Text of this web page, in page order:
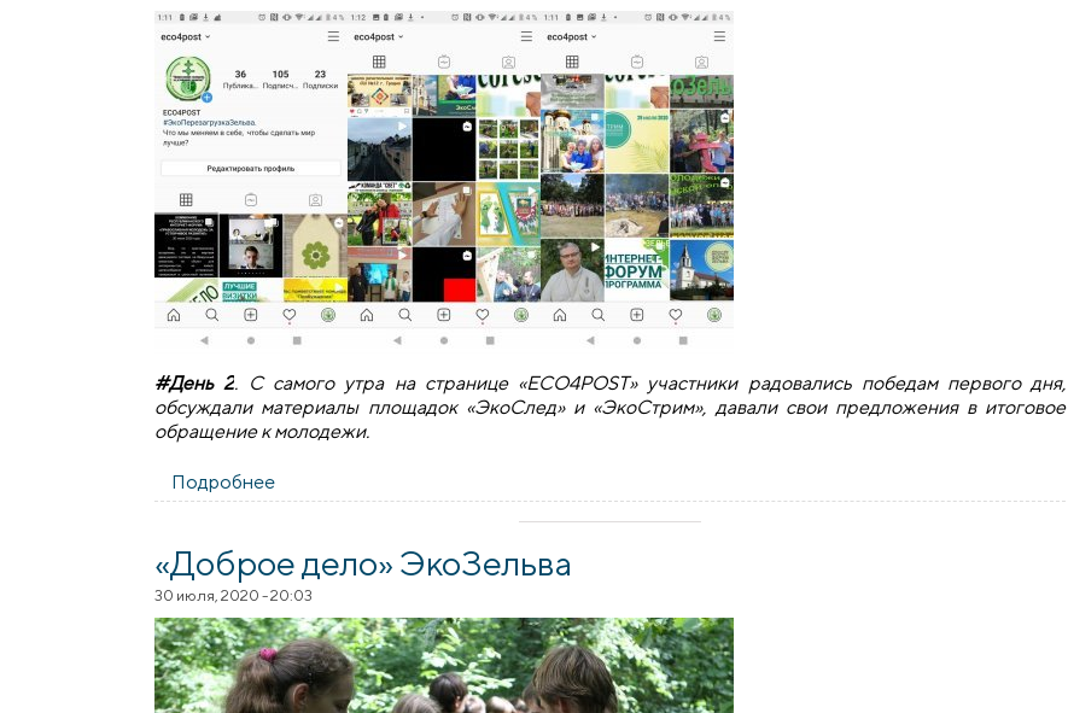
#День 2. С самого утра на странице «ЕСO4РOST» участники радовались победам первого дня,
обсуждали материалы площадок «ЭкоСлед» и «ЭкоСтрим», давали свои предложения в итоговое
обращение к молодежи.
Подробнее
«Доброе дело» ЭкоЗельва
30 июля, 2020 - 20:03